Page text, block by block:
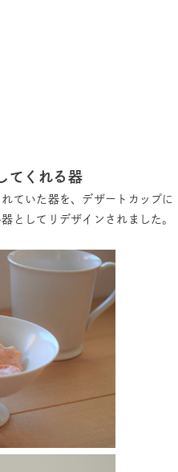
てくれる器
ていた器を、デザートカップに
としてリデザインされました。